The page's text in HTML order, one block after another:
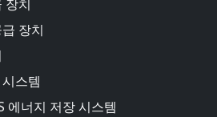
장치
장치
스템
에너지 저장 시스템